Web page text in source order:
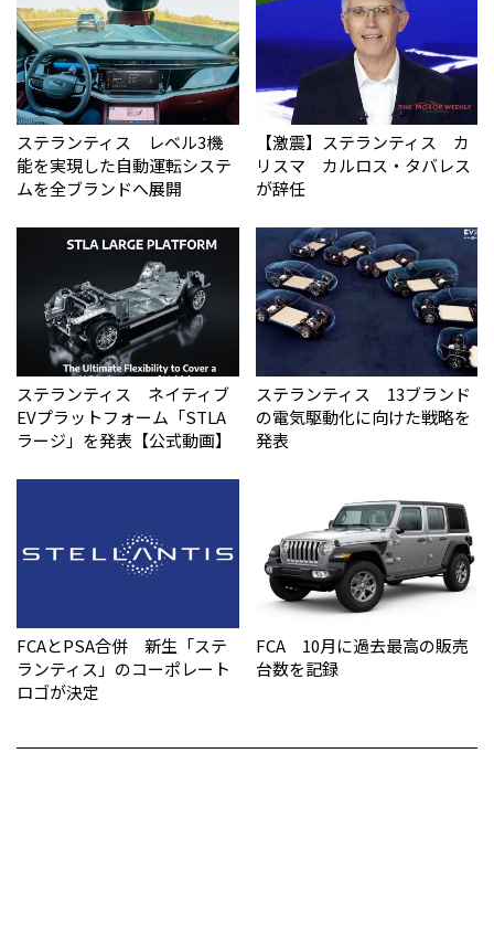
ステランティス レベル3機
能を実現した自動運転システ
ムを全ブランドへ展開
【激震】ステランティス カ
リスマ カルロス・タバレス
が辞任
ステランティス ネイティブ
EVプラットフォーム「STLA
ラージ」を発表【公式動画】
ステランティス 13ブランド
の電気駆動化に向けた戦略を
発表
FCAとPSA合併 新生「ステ
ランティス」のコーポレート
ロゴが決定
FCA 10月に過去最高の販売
台数を記録